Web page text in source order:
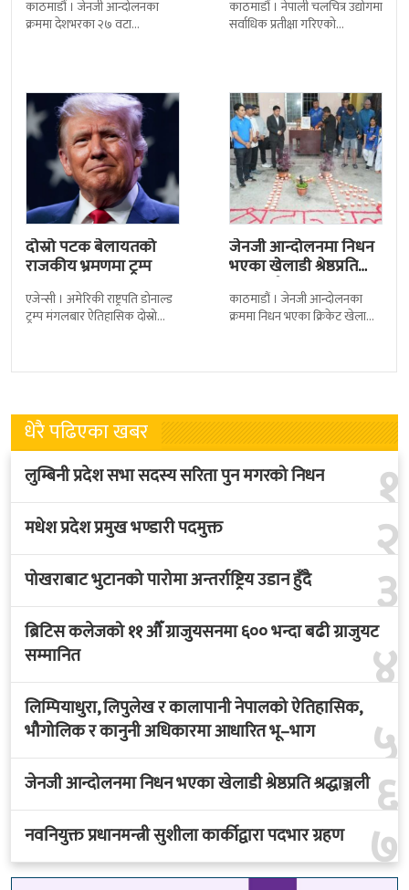
काठमाडौं । जेनजी आन्दोलनका
क्रममा देशभरका २७ वटा
पुत्रको भावनात्मक…
काठमाडौं । नेपाली चलचित्र उद्योगमा
सर्वाधिक प्रतीक्षा गरिएको
दोस्रो पटक बेलायतको
राजकीय भ्रमणमा ट्रम्प
एजेन्सी । अमेरिकी राष्ट्रपति डोनाल्ड
ट्रम्प मंगलबार ऐतिहासिक दोस्रो
बेलायत सरकारले
जेनजी आन्दोलनमा निधन
भएका खेलाडी श्रेष्ठप्रति
श्रद्धाञ्जली
काठमाडौं । जेनजी आन्दोलनका
क्रममा निधन भएका क्रिकेट खेलाडी
त्रिपुरेश्वरस्थीत राष्ट्रिय खेलकुद
धेरै पढिएका खबर
१
लुम्बिनी प्रदेश सभा सदस्य सरिता पुन मगरको निधन
२
मधेश प्रदेश प्रमुख भण्डारी पदमुक्त
३
पोखराबाट भुटानको पारोमा अन्तर्राष्ट्रिय उडान हुँदै
४
ब्रिटिस कलेजको ११ औँ ग्राजुयसनमा ६०० भन्दा बढी ग्राजुयट
सम्मानित
५
लिम्पियाधुरा, लिपुलेख र कालापानी नेपालको ऐतिहासिक,
भौगोलिक र कानुनी अधिकारमा आधारित भू–भाग
६
जेनजी आन्दोलनमा निधन भएका खेलाडी श्रेष्ठप्रति श्रद्धाञ्जली
७
नवनियुक्त प्रधानमन्त्री सुशीला कार्कीद्वारा पदभार ग्रहण